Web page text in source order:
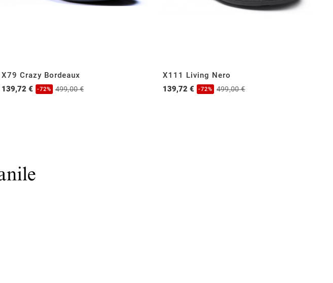
X79 Crazy Bordeaux
139,72 €
-72% 499,00 €
X111 Living Nero
139,72 €
-72% 499,00 €